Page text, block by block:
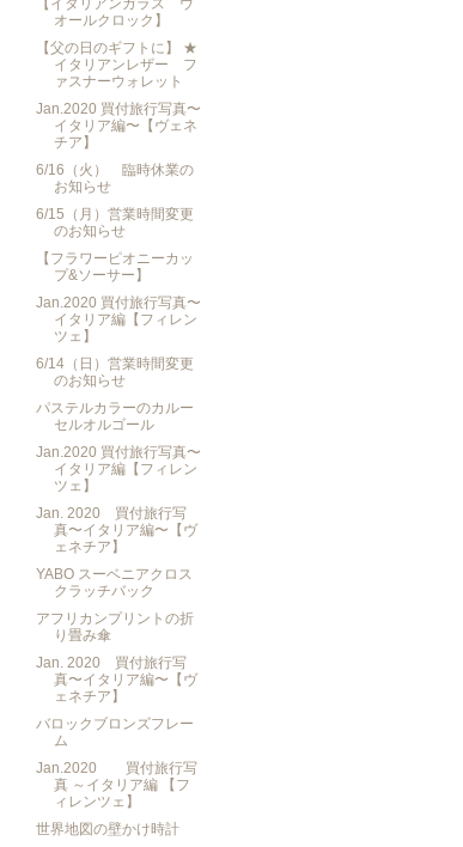
【イタリアンガラス ウ
オールクロック】
【父の日のギフトに】 ★
イタリアンレザー フ
ァスナーウォレット
Jan.2020 買付旅行写真〜
イタリア編〜【ヴェネ
チア】
6/16（火） 臨時休業の
お知らせ
6/15（月）営業時間変更
のお知らせ
【フラワーピオニーカッ
プ&ソーサー】
Jan.2020 買付旅行写真〜
イタリア編【フィレン
ツェ】
6/14（日）営業時間変更
のお知らせ
パステルカラーのカルー
セルオルゴール
Jan.2020 買付旅行写真〜
イタリア編【フィレン
ツェ】
Jan. 2020 買付旅行写
真〜イタリア編〜【ヴ
ェネチア】
YABO スーベニアクロス
クラッチバック
アフリカンプリントの折
り畳み傘
Jan. 2020 買付旅行写
真〜イタリア編〜【ヴ
ェネチア】
バロックブロンズフレー
ム
Jan.2020 買付旅行写
真 ～イタリア編 【フ
ィレンツェ】
世界地図の壁かけ時計